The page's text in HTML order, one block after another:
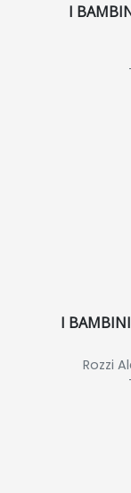
I
I
Rozzi